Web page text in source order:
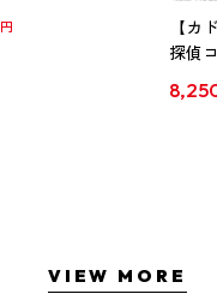
円
【カ
探偵
クリ
VIEW MORE